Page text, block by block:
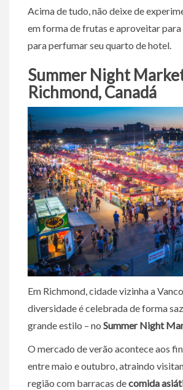
Acima de tudo, não deixe de
em forma de frutas e aproveitar
para perfumar seu quarto de hotel.
Summer Night
Richmond, Canadá
Em Richmond, cidade vizinha a
diversidade é celebrada de forma
grande estilo – no Summer Night
O mercado de verão acontece aos
entre maio e outubro, atraindo
região com barracas decomida